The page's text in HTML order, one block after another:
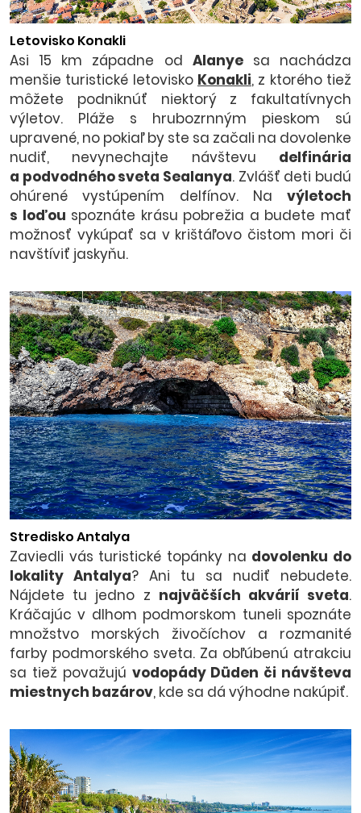
Letovisko Konakli
Asi 15 km západne od Alanyesa nachádza
menšie turistické letovisko Konakli, z ktorého tiež
môžete podniknúť niektorý z fakultatívnych
výletov. Pláže s hrubozrnným pieskom sú
upravené, no pokiaľ by ste sa začali na dovolenke
nudiť, nevynechajte návštevu delfinária
a podvodného sveta Sealanya. Zvlášť deti budú
ohúrené vystúpením delfínov. Na výletoch
s loďou spoznáte krásu pobrežia a budete mať
možnosť vykúpať sa v krištáľovo čistom mori či
navštíviť jaskyňu.
Stredisko Antalya
Zaviedli vás turistické topánky na dovolenku do
lokality Antalya? Ani tu sa nudiť nebudete.
Nájdete tu jedno z najväčších akvárií sveta.
Kráčajúc v dlhom podmorskom tuneli spoznáte
množstvo morských živočíchov a rozmanité
farby podmorského sveta. Za obľúbenú atrakciu
sa tiež považujú vodopády Düden či návšteva
miestnych bazárov, kde sa dá výhodne nakúpiť.